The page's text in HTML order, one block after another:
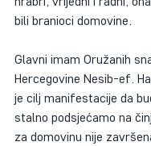
bili branioci domovine.
Glavni imam Oružanih
Hercegovine Nesib-ef.
je cilj manifestacije da
stalno podsjećamo na
za domovinu nije